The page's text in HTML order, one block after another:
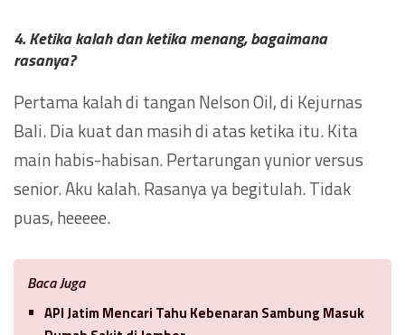
4. Ketika kalah dan ketika menang, bagaimana
rasanya?
Pertama kalah di tangan Nelson Oil, di Kejurnas
Bali. Dia kuat dan masih di atas ketika itu. Kita
main habis-habisan. Pertarungan yunior versus
senior. Aku kalah. Rasanya ya begitulah. Tidak
puas, heeeee.
Baca Juga
API Jatim Mencari Tahu Kebenaran Sambung Masuk